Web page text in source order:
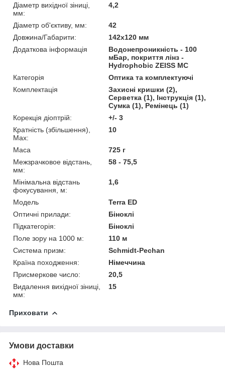
Діаметр вихідної зіниці,
мм:
4,2
Діаметр об'єктиву, мм:
42
Довжина/Габарити:
142х120 мм
Додаткова інформація
Водонепроникність - 100
мБар, покриття лінз -
Hydrophobic ZEISS MC
Категорія
Оптика та комплектуючі
Комплектація
Захисні кришки (2),
Серветка (1), Інструкція (1),
Сумка (1), Ремінець (1)
Корекція діоптрій:
+/- 3
Кратність (збільшення),
Max:
10
Маса
725 г
Межзрачковое відстань,
мм:
58 - 75,5
Мінімальна відстань
фокусування, м:
1,6
Модель
Terra ED
Оптичні прилади:
Біноклі
Підкатегорія:
Біноклі
Поле зору на 1000 м:
110 м
Система призм:
Schmidt-Pechan
Країна походження:
Німеччина
Присмеркове число:
20,5
Видалення вихідної зіниці,
мм:
15
Приховати
Умови доставки
Нова Пошта